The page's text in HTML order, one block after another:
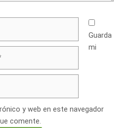
Guarda
mi
y web en este navegador
comente.